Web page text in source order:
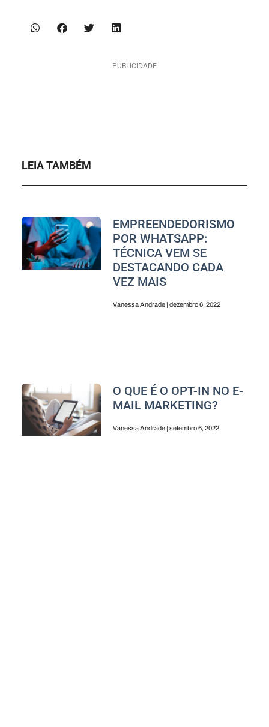
PUBLICIDADE
LEIA TAMBÉM
EMPREENDEDORISMO
POR WHATSAPP:
TÉCNICA VEM SE
DESTACANDO CADA
VEZ MAIS
Vanessa Andrade dezembro 6, 2022
O QUE É O OPT-IN NO E-
MAIL MARKETING?
Vanessa Andrade setembro 6, 2022